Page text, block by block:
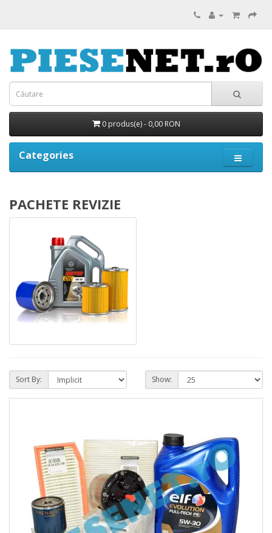
0 produs(e) - 0,00 RON
Categories
PACHETE REVIZIE
Sort By: Show: